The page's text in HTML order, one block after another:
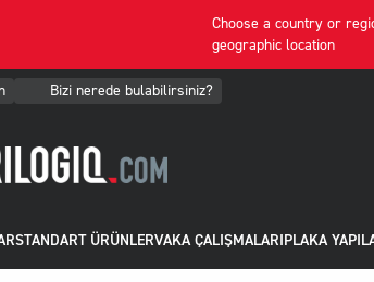
Choose a country or
geographic location
Bizi nerede bulabilirsiniz?
STANDART ÜRÜNLERVAKA ÇALIŞMALARIPLAKA